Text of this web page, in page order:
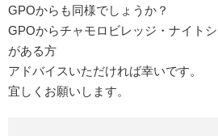
GPOからも同様でしょうか？
GPOからチャモロビレッジ・ナイト
がある方
アドバイスいただければ幸いです。
宜しくお願いします。